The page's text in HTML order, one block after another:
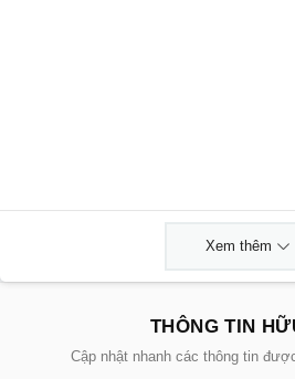
Xem thêm
THÔNG TIN
Cập nhật nhanh các thông tin